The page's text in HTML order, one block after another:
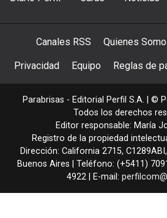
Canales RSS Quienes
Privacidad Equipo Reglas de
Parabrisas - Editorial Perfil S.A. | ©
Todos los derechos
Editor responsable: María
Registro de la propiedad
Dirección: California 2715, C1289ABI ,
Buenos Aires | Teléfono: (+5411)
4922 | E-mail: